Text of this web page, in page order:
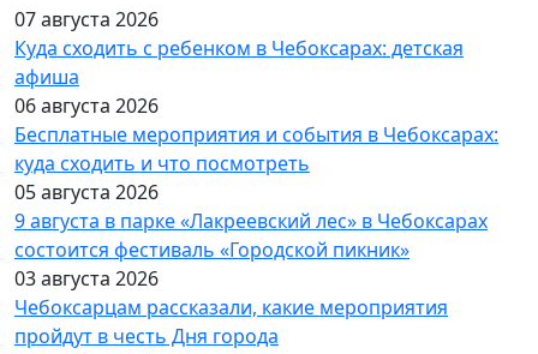
07 августа 2026
Куда сходить с ребенком в Чебоксарах: детская
афиша
06 августа 2026
Бесплатные мероприятия и события в Чебоксарах:
куда сходить и что посмотреть
05 августа 2026
9 августа в парке «Лакреевский лес» в Чебоксарах
состоится фестиваль «Городской пикник»
03 августа 2026
Чебоксарцам рассказали, какие мероприятия
пройдут в честь Дня города